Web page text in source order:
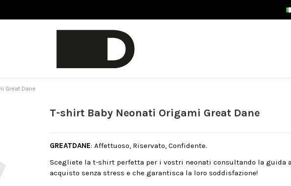
Great Dane
T-shirt Baby Neonati Origami Great Dane
GREATDANE: Affettuoso, Riservato, Confidente.
Scegliete la t-shirt perfetta per i vostri neonati consultando la guida
acquisto senza stress e che garantisca la loro soddisfazione!